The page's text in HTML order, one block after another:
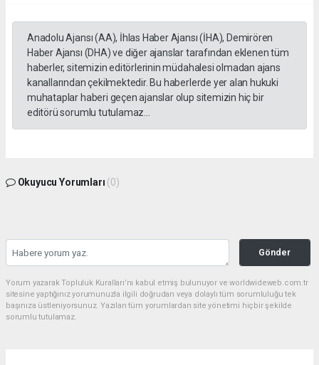
Anadolu Ajansı (AA), İhlas Haber Ajansı (İHA), Demirören
Haber Ajansı (DHA) ve diğer ajanslar tarafından eklenen tüm
haberler, sitemizin editörlerinin müdahalesi olmadan ajans
kanallarından çekilmektedir. Bu haberlerde yer alan hukuki
muhataplar haberi geçen ajanslar olup sitemizin hiç bir
editörü sorumlu tutulamaz...
Okuyucu Yorumları (0)
Gönder
Yorum yazarak Topluluk Kuralları’nı kabul etmiş bulunuyor ve worldwideweb.com.tr
sitesine yaptığınız yorumunuzla ilgili doğrudan veya dolaylı tüm sorumluluğu tek
başınıza üstleniyorsunuz. Yazılan tüm yorumlardan site yönetimi hiçbir şekilde
sorumlu tutulamaz.